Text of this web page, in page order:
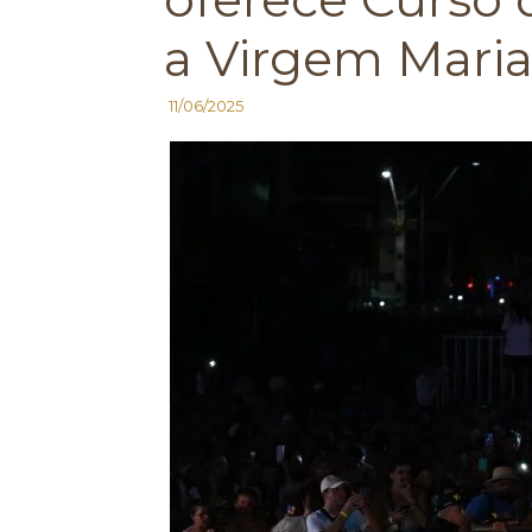
a Virgem Maria
11/06/2025